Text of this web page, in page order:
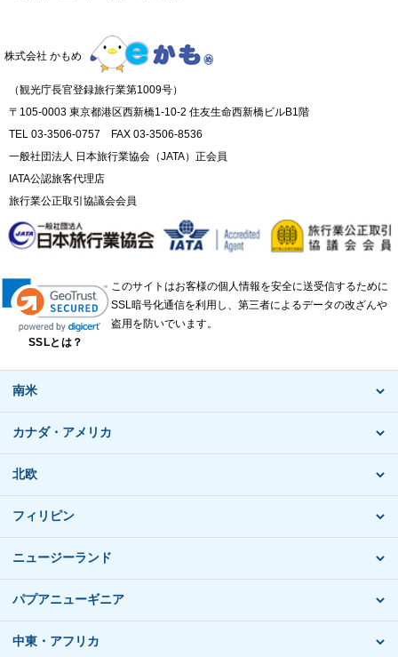
株式会社 かもめ
（観光庁長官登録旅行業第1009号）
〒105-0003 東京都港区西新橋1-10-2 住友生命西新橋ビルB1階
TEL 03-3506-0757 FAX 03-3506-8536
一般社団法人 日本旅行業協会（JATA）正会員
IATA公認旅客代理店
旅行業公正取引協議会会員
SSLとは？
このサイトはお客様の個人情報を安全に送受信するために
SSL暗号化通信を利用し、第三者によるデータの改ざんや
盗用を防いでいます。
南米
カナダ・アメリカ
北欧
フィリピン
ニュージーランド
パプアニューギニア
中東・アフリカ